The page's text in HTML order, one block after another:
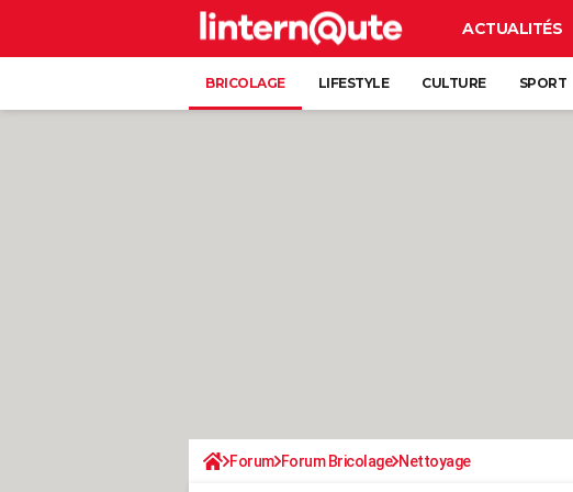
ACTUALITÉS
BRICOLAGE LIFESTYLE CULTURE SPORT
Forum Forum Bricolage Nettoyage